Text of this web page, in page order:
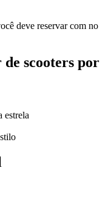
deve reservar com no
de scooters por
estrela